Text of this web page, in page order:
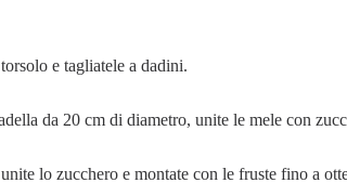
e tagliatele a dadini.
da 20 cm di diametro, unite le mele con
lo zucchero e montate con le fruste fino a